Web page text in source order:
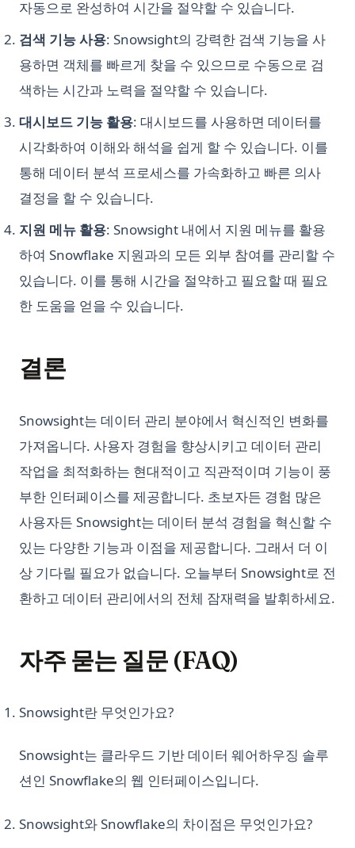
자동으로 완성하여 시간을 절약할 수 있습니다.
검색 기능 사용: Snowsight의 강력한 검색 기능을 사
용하면 객체를 빠르게 찾을 수 있으므로 수동으로 검
색하는 시간과 노력을 절약할 수 있습니다.
대시보드 기능 활용: 대시보드를 사용하면 데이터를
시각화하여 이해와 해석을 쉽게 할 수 있습니다. 이를
통해 데이터 분석 프로세스를 가속화하고 빠른 의사
결정을 할 수 있습니다.
지원 메뉴 활용: Snowsight 내에서 지원 메뉴를 활용
하여 Snowflake 지원과의 모든 외부 참여를 관리할 수
있습니다. 이를 통해 시간을 절약하고 필요할 때 필요
한 도움을 얻을 수 있습니다.
결론
Snowsight는 데이터 관리 분야에서 혁신적인 변화를
가져옵니다. 사용자 경험을 향상시키고 데이터 관리
작업을 최적화하는 현대적이고 직관적이며 기능이 풍
부한 인터페이스를 제공합니다. 초보자든 경험 많은
사용자든 Snowsight는 데이터 분석 경험을 혁신할 수
있는 다양한 기능과 이점을 제공합니다. 그래서 더 이
상 기다릴 필요가 없습니다. 오늘부터 Snowsight로 전
환하고 데이터 관리에서의 전체 잠재력을 발휘하세요.
자주 묻는 질문 (FAQ)
Snowsight란 무엇인가요?
Snowsight는 클라우드 기반 데이터 웨어하우징 솔루
션인 Snowflake의 웹 인터페이스입니다.
Snowsight와 Snowflake의 차이점은 무엇인가요?